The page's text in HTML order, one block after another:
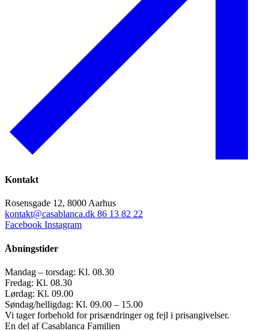
Kontakt
Rosensgade 12, 8000 Aarhus
kontakt@casablanca.dk 86 13 82 22
Facebook Instagram
Åbningstider
Mandag – torsdag: Kl. 08.30
Fredag: Kl. 08.30
Lørdag: Kl. 09.00
Søndag/helligdag: Kl. 09.00 – 15.00
Vi tager forbehold for prisændringer og fejl i prisangivelser.
En del af Casablanca Familien